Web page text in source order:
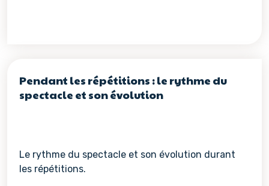
Pendant les répétitions : le rythme du
spectacle et son évolution
Le rythme du spectacle et son évolution durant
les répétitions.